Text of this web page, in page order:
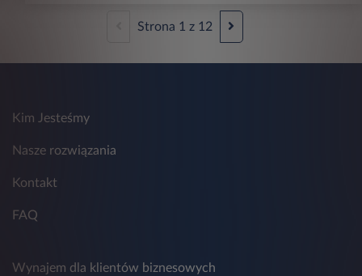
Strona 1 z 12
Kim Jesteśmy
Nasze rozwiązania
Kontakt
FAQ
Wynajem dla klientów biznesowych